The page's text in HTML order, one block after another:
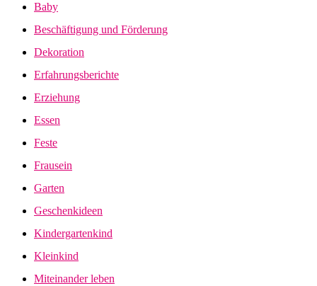
Baby
Beschäftigung und Förderung
Dekoration
Erfahrungsberichte
Erziehung
Essen
Feste
Frausein
Garten
Geschenkideen
Kindergartenkind
Kleinkind
Miteinander leben